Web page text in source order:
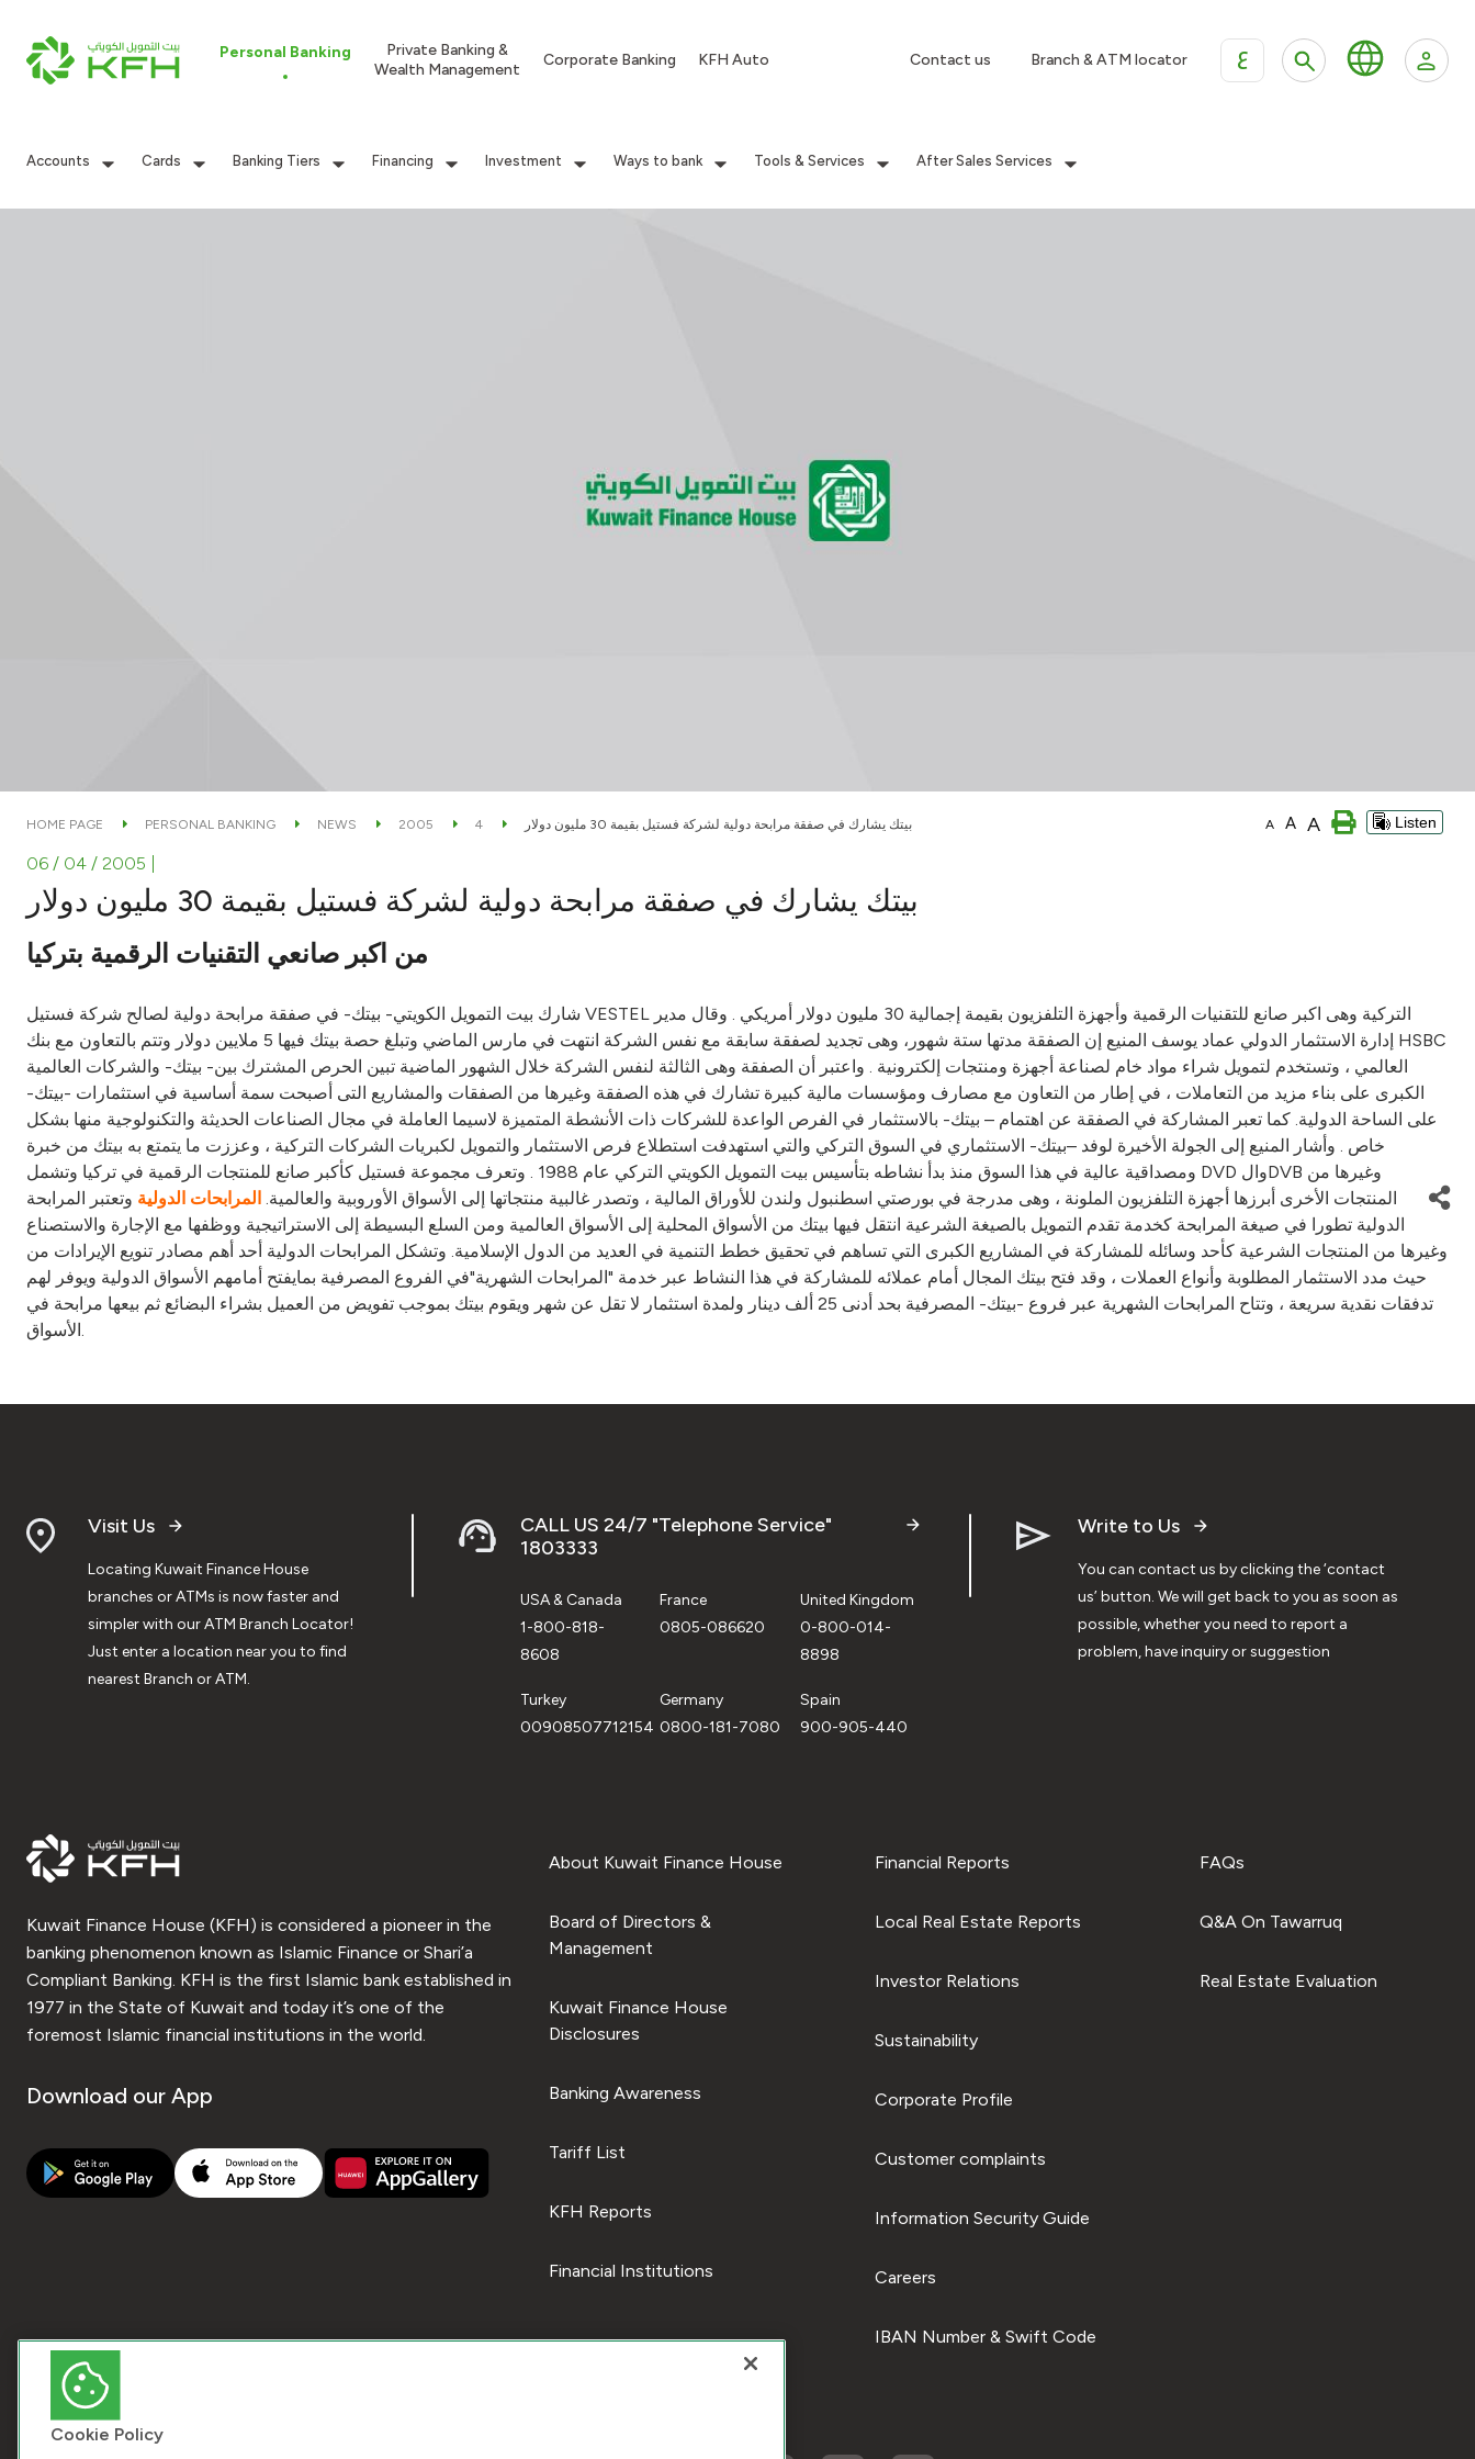
Personal Banking
Private Banking &
Wealth Management
Corporate Banking KFH Auto Contact us Branch & ATM locator ع
Accounts Cards Banking Tiers Financing Investment Ways to bank Tools & Services After Sales Services
HOME PAGE PERSONAL BANKING NEWS 2005 4 بيتك يشارك في صفقة مرابحة دولية لشركة فستيل بقيمة 30 مليون دولار A A A Listen
06 / 04 / 2005
بيتك يشارك في صفقة مرابحة دولية لشركة فستيل بقيمة 30 مليون دولار
من اكبر صانعي التقنيات الرقمية بتركيا
شارك بيت التمويل الكويتي- بيتك- في صفقة مرابحة دولية لصالح شركة فستيل VESTEL التركية وهى اكبر صانع للتقنيات الرقمية وأجهزة التلفزيون بقيمة إجمالية 30 مليون دولار أمريكي . وقال مدير
إدارة الاستثمار الدولي عماد يوسف المنيع إن الصفقة مدتها ستة شهور، وهى تجديد لصفقة سابقة مع نفس الشركة انتهت في مارس الماضي وتبلغ حصة بيتك فيها 5 ملايين دولار وتتم بالتعاون مع بنك HSBC
العالمي ، وتستخدم لتمويل شراء مواد خام لصناعة أجهزة ومنتجات إلكترونية . واعتبر أن الصفقة وهى الثالثة لنفس الشركة خلال الشهور الماضية تبين الحرص المشترك بين- بيتك- والشركات العالمية
الكبرى على بناء مزيد من التعاملات ، في إطار من التعاون مع مصارف ومؤسسات مالية كبيرة تشارك في هذه الصفقة وغيرها من الصفقات والمشاريع التى أصبحت سمة أساسية في استثمارات -بيتك-
على الساحة الدولية. كما تعبر المشاركة في الصفقة عن اهتمام – بيتك- بالاستثمار في الفرص الواعدة للشركات ذات الأنشطة المتميزة لاسيما العاملة في مجال الصناعات الحديثة والتكنولوجية منها بشكل
خاص . وأشار المنيع إلى الجولة الأخيرة لوفد –بيتك- الاستثماري في السوق التركي والتي استهدفت استطلاع فرص الاستثمار والتمويل لكبريات الشركات التركية ، وعززت ما يتمتع به بيتك من خبرة
ومصداقية عالية في هذا السوق منذ بدأ نشاطه بتأسيس بيت التمويل الكويتي التركي عام 1988 . وتعرف مجموعة فستيل كأكبر صانع للمنتجات الرقمية في تركيا وتشمل DVD والDVB وغيرها من
المنتجات الأخرى أبرزها أجهزة التلفزيون الملونة ، وهى مدرجة في بورصتي اسطنبول ولندن للأوراق المالية ، وتصدر غالبية منتجاتها إلى الأسواق الأوروبية والعالمية. المرابحات الدولية وتعتبر المرابحة
الدولية تطورا في صيغة المرابحة كخدمة تقدم التمويل بالصيغة الشرعية انتقل فيها بيتك من الأسواق المحلية إلى الأسواق العالمية ومن السلع البسيطة إلى الاستراتيجية ووظفها مع الإجارة والاستصناع
وغيرها من المنتجات الشرعية كأحد وسائله للمشاركة في المشاريع الكبرى التي تساهم في تحقيق خطط التنمية في العديد من الدول الإسلامية. وتشكل المرابحات الدولية أحد أهم مصادر تنويع الإيرادات من
حيث مدد الاستثمار المطلوبة وأنواع العملات ، وقد فتح بيتك المجال أمام عملائه للمشاركة في هذا النشاط عبر خدمة "المرابحات الشهرية"في الفروع المصرفية بمايفتح أمامهم الأسواق الدولية ويوفر لهم
تدفقات نقدية سريعة ، وتتاح المرابحات الشهرية عبر فروع -بيتك- المصرفية بحد أدنى 25 ألف دينار ولمدة استثمار لا تقل عن شهر ويقوم بيتك بموجب تفويض من العميل بشراء البضائع ثم بيعها مرابحة في
الأسواق.
Visit Us
Locating Kuwait Finance House
branches or ATMs is now faster and
simpler with our ATM Branch Locator!
Just enter a location near you to find
nearest Branch or ATM.
CALL US 24/7 "Telephone Service"
1803333
USA & Canada
1-800-818-
8608
France
0805-086620
United Kingdom
0-800-014-
8898
Turkey
00908507712154
Germany
0800-181-7080
Spain
900-905-440
Write to Us
You can contact us by clicking the ‘contact
us’ button. We will get back to you as soon as
possible, whether you need to report a
problem, have inquiry or suggestion
Kuwait Finance House (KFH) is considered a pioneer in the
banking phenomenon known as Islamic Finance or Shari’a
Compliant Banking. KFH is the first Islamic bank established in
1977 in the State of Kuwait and today it’s one of the
foremost Islamic financial institutions in the world.
Download our App
About Kuwait Finance House
Board of Directors &
Management
Kuwait Finance House
Disclosures
Banking Awareness
Tariff List
KFH Reports
Financial Institutions
Financial Reports
Local Real Estate Reports
Investor Relations
Sustainability
Corporate Profile
Customer complaints
Information Security Guide
Careers
IBAN Number & Swift Code
FAQs
Q&A On Tawarruq
Real Estate Evaluation
Cookie Policy